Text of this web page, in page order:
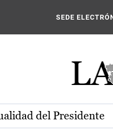
de SEDE
del Presidente